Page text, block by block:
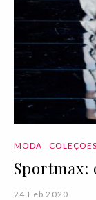
MODA COLEÇÕES
Sportmax:
24 Feb 2020